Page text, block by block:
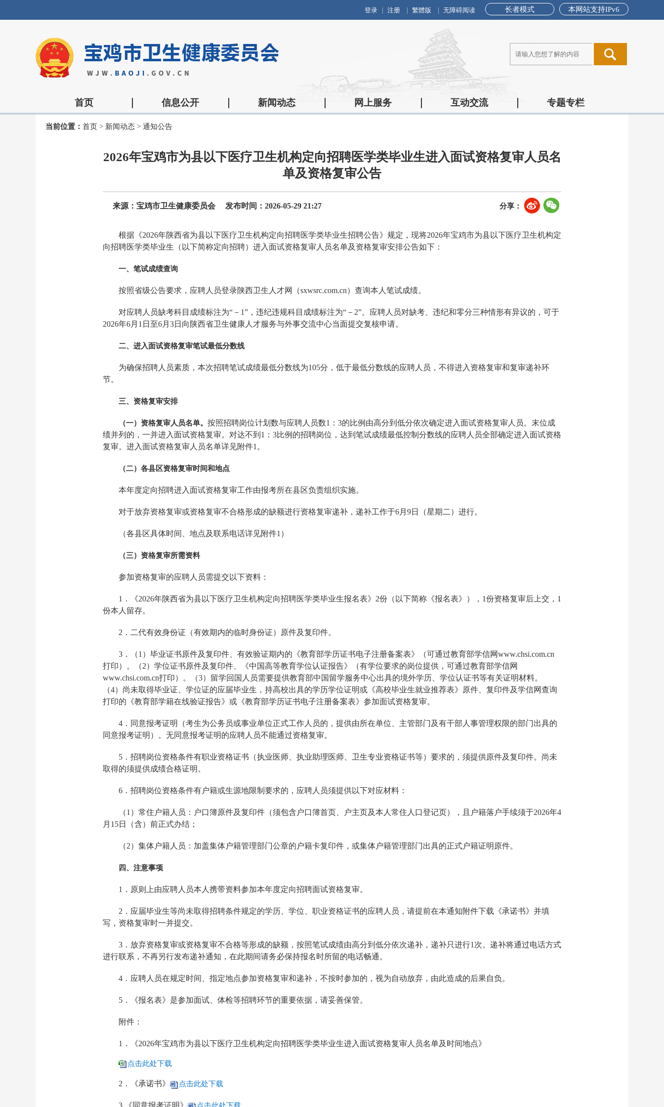
本网站支持IPv6
长者模式
登录 注册 繁體版 无障碍阅读
首页 信息公开 新闻动态 网上服务 互动交流 专题专栏
当前位置： 首页 > 新闻动态 > 通知公告
2026年宝鸡市为县以下医疗卫生机构定向招聘医学类毕业生进入面试资格复审人员名
单及资格复审公告
来源：宝鸡市卫生健康委员会 发布时间：2026-05-29 21:27 分享：
根据《2026年陕西省为县以下医疗卫生机构定向招聘医学类毕业生招聘公告》规定，现将2026年宝鸡市为县以下医疗卫生机构定
向招聘医学类毕业生（以下简称定向招聘）进入面试资格复审人员名单及资格复审安排公告如下：
一、笔试成绩查询
按照省级公告要求，应聘人员登录陕西卫生人才网（sxwsrc.com.cn）查询本人笔试成绩。
对应聘人员缺考科目成绩标注为“－1”，违纪违规科目成绩标注为“－2”。应聘人员对缺考、违纪和零分三种情形有异议的，可于
2026年6月1日至6月3日向陕西省卫生健康人才服务与外事交流中心当面提交复核申请。
二、进入面试资格复审笔试最低分数线
为确保招聘人员素质，本次招聘笔试成绩最低分数线为105分，低于最低分数线的应聘人员，不得进入资格复审和复审递补环
节。
三、资格复审安排
（一）资格复审人员名单。 按照招聘岗位计划数与应聘人员数1：3的比例由高分到低分依次确定进入面试资格复审人员。末位成
绩并列的，一并进入面试资格复审。对达不到1：3比例的招聘岗位，达到笔试成绩最低控制分数线的应聘人员全部确定进入面试资格
复审。进入面试资格复审人员名单详见附件1。
（二）各县区资格复审时间和地点
本年度定向招聘进入面试资格复审工作由报考所在县区负责组织实施。
对于放弃资格复审或资格复审不合格形成的缺额进行资格复审递补，递补工作于6月9日（星期二）进行。
（各县区具体时间、地点及联系电话详见附件1）
（三）资格复审所需资料
参加资格复审的应聘人员需提交以下资料：
1．《2026年陕西省为县以下医疗卫生机构定向招聘医学类毕业生报名表》2份（以下简称《报名表》），1份资格复审后上交，1
份本人留存。
2．二代有效身份证（有效期内的临时身份证）原件及复印件。
3．（1）毕业证书原件及复印件、有效验证期内的《教育部学历证书电子注册备案表》（可通过教育部学信网www.chsi.com.cn
打印）。（2）学位证书原件及复印件、《中国高等教育学位认证报告》（有学位要求的岗位提供，可通过教育部学信网
www.chsi.com.cn打印）。（3）留学回国人员需要提供教育部中国留学服务中心出具的境外学历、学位认证书等有关证明材料。
（4）尚未取得毕业证、学位证的应届毕业生，持高校出具的学历学位证明或《高校毕业生就业推荐表》原件、复印件及学信网查询
打印的《教育部学籍在线验证报告》或《教育部学历证书电子注册备案表》参加面试资格复审。
4．同意报考证明（考生为公务员或事业单位正式工作人员的，提供由所在单位、主管部门及有干部人事管理权限的部门出具的
同意报考证明）。无同意报考证明的应聘人员不能通过资格复审。
5．招聘岗位资格条件有职业资格证书（执业医师、执业助理医师、卫生专业资格证书等）要求的，须提供原件及复印件。尚未
取得的须提供成绩合格证明。
6．招聘岗位资格条件有户籍或生源地限制要求的，应聘人员须提供以下对应材料：
（1）常住户籍人员：户口簿原件及复印件（须包含户口簿首页、户主页及本人常住人口登记页），且户籍落户手续须于2026年4
月15日（含）前正式办结；
（2）集体户籍人员：加盖集体户籍管理部门公章的户籍卡复印件，或集体户籍管理部门出具的正式户籍证明原件。
四、注意事项
1．原则上由应聘人员本人携带资料参加本年度定向招聘面试资格复审。
2．应届毕业生等尚未取得招聘条件规定的学历、学位、职业资格证书的应聘人员，请提前在本通知附件下载《承诺书》并填
写，资格复审时一并提交。
3．放弃资格复审或资格复审不合格等形成的缺额，按照笔试成绩由高分到低分依次递补，递补只进行1次。递补将通过电话方式
进行联系，不再另行发布递补通知，在此期间请务必保持报名时所留的电话畅通。
4．应聘人员在规定时间、指定地点参加资格复审和递补，不按时参加的，视为自动放弃，由此造成的后果自负。
5．《报名表》是参加面试、体检等招聘环节的重要依据，请妥善保管。
附件：
1．《2026年宝鸡市为县以下医疗卫生机构定向招聘医学类毕业生进入面试资格复审人员名单及时间地点》
点击此处下载
2．《承诺书》 点击此处下载